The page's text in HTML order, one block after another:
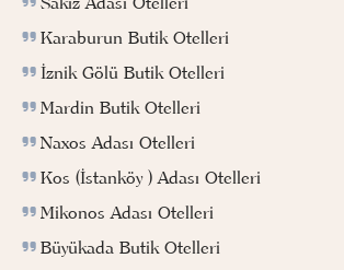
Karaburun Butik Otelleri
İznik Gölü Butik Otelleri
Mardin Butik Otelleri
Naxos Adası Otelleri
Kos (İstanköy ) Adası Otelleri
Mikonos Adası Otelleri
Büyükada Butik Otelleri